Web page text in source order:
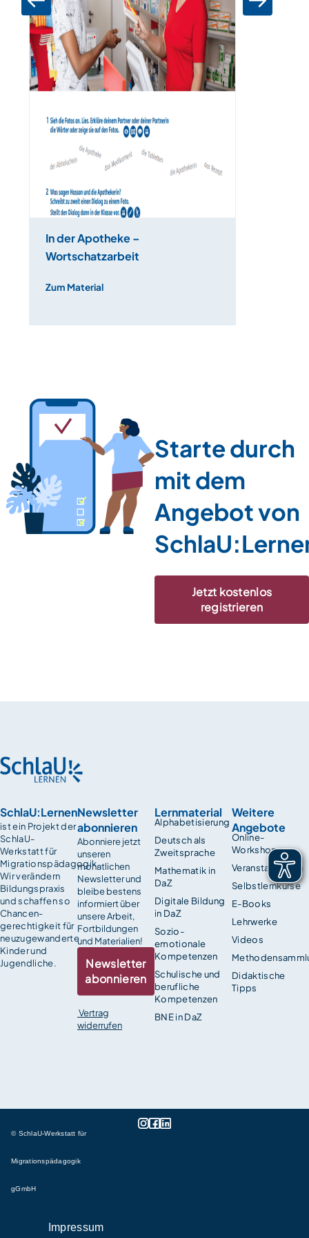
In der Apotheke –
Wortschatzarbeit
Zum Material
Starte durch
mit dem
Angebot von
Jetzt kostenlos
registrieren
SchlaU:Lernen
ist ein Projekt der
SchlaU-
Werkstatt für
Migrationspädagogik.
Wir verändern
Bildungspraxis
und schaffen so
Chancen­
gerechtigkeit für
neuzugewanderte
Kinder und
Jugendliche.
Lernmaterial
Alphabetisierung
Deutsch als
Zweitsprache
Mathematik in
DaZ
Digitale Bildung
in DaZ
Sozio-
emotionale
Kompetenzen
Schulische und
berufliche
Kompetenzen
BNE in DaZ
Weitere
Angebote
Online-
Workshops
Veranstaltungen
Selbstlernkurse
E-Books
Lehrwerke
Videos
Didaktische
Tipps
Newsletter
abonnieren
Abonniere jetzt
unseren
monatlichen
Newsletter und
bleibe bestens
informiert über
unsere Arbeit,
Fortbildungen
und Materialien!
Newsletter
abonnieren
Vertrag
widerrufen
© SchlaU-Werkstatt für
Migrationspädagogik
gGmbH
Impressum